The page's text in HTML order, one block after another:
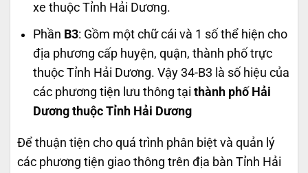
xe thuộc Tỉnh Hải Dương.
Phần B3: Gồm một chữ cái và 1 số thể hiện cho
địa phương cấp huyện, quận, thành phố trực
thuộc Tỉnh Hải Dương. Vậy 34-B3 là số hiệu của
các phương tiện lưu thông tại thành phố Hải
Dương thuộc Tỉnh Hải Dương
Để thuận tiện cho quá trình phân biệt và quản lý
các phương tiện giao thông trên địa bàn Tỉnh Hải